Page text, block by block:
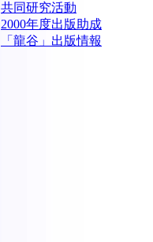
共同研究活動
2000年度出版助成
「龍谷」出版情報